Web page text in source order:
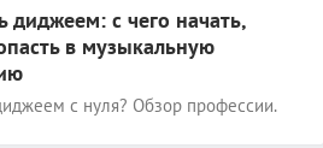
диджеем: с чего начать,
в музыкальную
с нуля? Обзор профессии.